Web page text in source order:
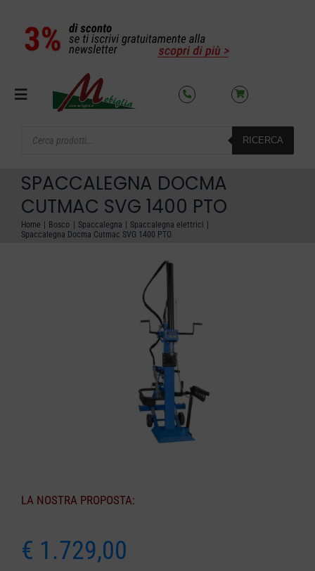
contenuto
Toggle
OFFERTE DEL MESE
search
RICERCA
SPACCALEGNA DOCMA
CUTMAC SVG 1400 PTO
Home Bosco Spaccalegna
Spaccalegna elettrici
Spaccalegna Docma Cutmac SVG 1400 PTO
LA NOSTRA PROPOSTA:
€ 1.729,00